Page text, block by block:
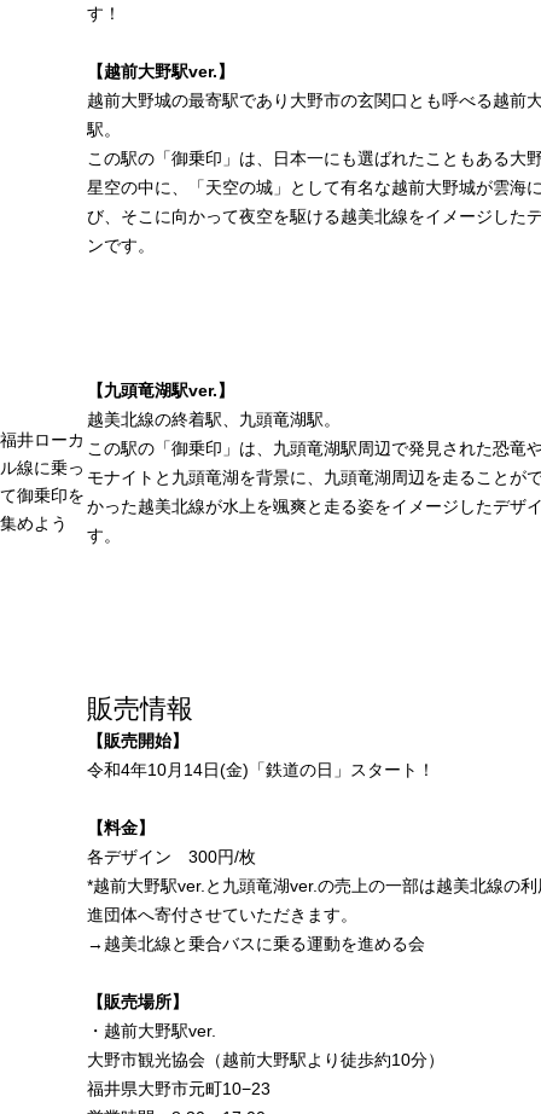
福井ローカ
ル線に乗っ
て御乗印を
集めよう
す！
【越前大野駅ver.】
越前大野城の最寄駅であり大野市の玄関口とも呼べる越前
駅。
この駅の「御乗印」は、日本一にも選ばれたこともある大
星空の中に、「天空の城」として有名な越前大野城が雲海
び、そこに向かって夜空を駆ける越美北線をイメージした
ンです。
【九頭竜湖駅ver.】
越美北線の終着駅、九頭竜湖駅。
この駅の「御乗印」は、九頭竜湖駅周辺で発見された恐竜
モナイトと九頭竜湖を背景に、九頭竜湖周辺を走ることが
かった越美北線が水上を颯爽と走る姿をイメージしたデザ
す。
販売情報
【販売開始】
令和4年10月14日(金)「鉄道の日」スタート！
【料金】
各デザイン 300円/枚
*越前大野駅ver.と九頭竜湖ver.の売上の一部は越美北線の利
進団体へ寄付させていただきます。
→ 越美北線と乗合バスに乗る運動を進める会
【販売場所】
・越前大野駅ver.
大野市観光協会（越前大野駅より徒歩約10分）
福井県大野市元町10−23